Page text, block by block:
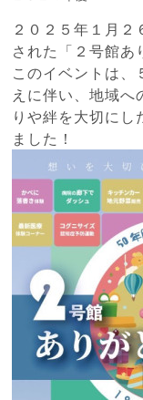
２０２５年１月
された「２号館あ
このイベントは
えに伴い、地域
りや絆を大切に
ました！